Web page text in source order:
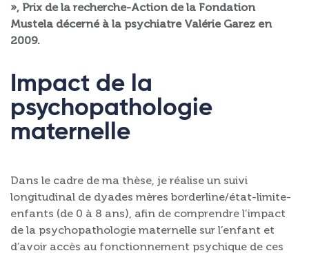
», Prix de la recherche-Action de la Fondation
Mustela décerné à la psychiatre Valérie Garez en
2009.
Impact de la
psychopathologie
maternelle
Dans le cadre de ma thèse, je réalise un suivi
longitudinal de dyades mères borderline/état-limite-
enfants (de 0 à 8 ans), afin de comprendre l’impact
de la psychopathologie maternelle sur l’enfant et
d’avoir accès au fonctionnement psychique de ces